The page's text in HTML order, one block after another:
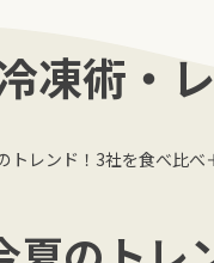
凍術・
トレンド！3社を食べ比